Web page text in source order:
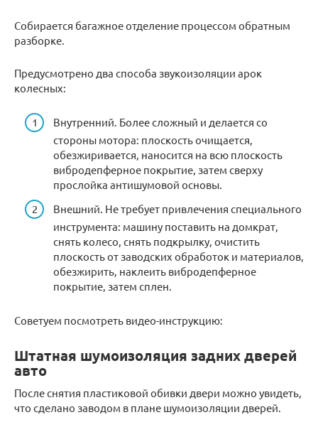
Собирается багажное отделение процессом обратным
разборке.
Предусмотрено два способа звукоизоляции арок
колесных:
Внутренний. Более сложный и делается со
стороны мотора: плоскость очищается,
обезжиривается, наносится на всю плоскость
вибродепферное покрытие, затем сверху
прослойка антишумовой основы.
Внешний. Не требует привлечения специального
инструмента: машину поставить на домкрат,
снять колесо, снять подкрылку, очистить
плоскость от заводских обработок и материалов,
обезжирить, наклеить вибродепферное
покрытие, затем сплен.
Советуем посмотреть видео-инструкцию:
Штатная шумоизоляция задних дверей
авто
После снятия пластиковой обивки двери можно увидеть,
что сделано заводом в плане шумоизоляции дверей.